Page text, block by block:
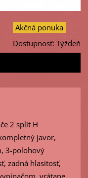
Akčná ponuka
Dostupnosť: Týždeň
2 split H
javor,
3-polohový
zadná hlasitosť,
vrátane